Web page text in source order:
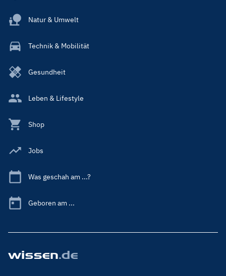
Natur & Umwelt
Technik & Mobilität
Gesundheit
Leben & Lifestyle
Shop
Jobs
Was geschah am ...?
Geboren am ...